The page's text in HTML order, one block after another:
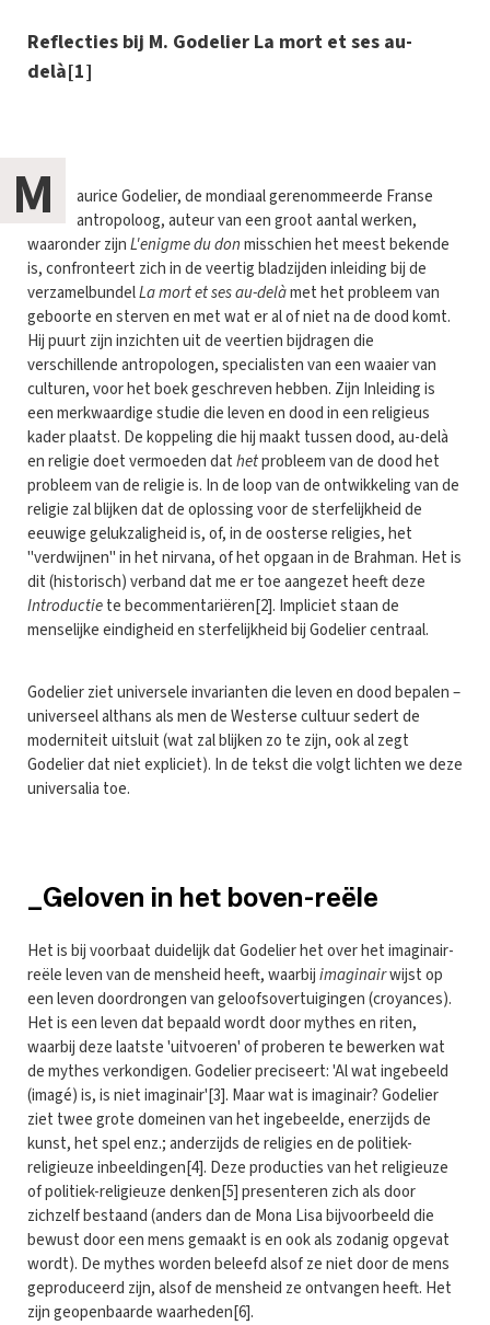
Reflecties bij M. Godelier La mort et ses au-
delà[1]
M
aurice Godelier, de mondiaal gerenommeerde Franse
antropoloog, auteur van een groot aantal werken,
waaronder zijnL'enigme du donmisschien het meest bekende
is, confronteert zich in de veertig bladzijden inleiding bij de
verzamelbundelLa mort et ses au-delàmet het probleem van
geboorte en sterven en met wat er al of niet na de dood komt.
Hij puurt zijn inzichten uit de veertien bijdragen die
verschillende antropologen, specialisten van een waaier van
culturen, voor het boek geschreven hebben. Zijn Inleiding is
een merkwaardige studie die leven en dood in een religieus
kader plaatst. De koppeling die hij maakt tussen dood, au-delà
en religie doet vermoeden dathetprobleem van de dood het
probleem van de religie is. In de loop van de ontwikkeling van de
religie zal blijken dat de oplossing voor de sterfelijkheid de
eeuwige gelukzaligheid is, of, in de oosterse religies, het
"verdwijnen" in het nirvana, of het opgaan in de Brahman. Het is
dit (historisch) verband dat me er toe aangezet heeft deze
Introductiete becommentariëren[2]. Impliciet staan de
menselijke eindigheid en sterfelijkheid bij Godelier centraal.
Godelier ziet universele invarianten die leven en dood bepalen –
universeel althans als men de Westerse cultuur sedert de
moderniteit uitsluit (wat zal blijken zo te zijn, ook al zegt
Godelier dat niet expliciet). In de tekst die volgt lichten we deze
universalia toe.
_Geloven in het boven-reële
Het is bij voorbaat duidelijk dat Godelier het over het imaginair-
reële leven van de mensheid heeft, waarbijimaginairwijst op
een leven doordrongen van geloofsovertuigingen (croyances).
Het is een leven dat bepaald wordt door mythes en riten,
waarbij deze laatste 'uitvoeren' of proberen te bewerken wat
de mythes verkondigen. Godelier preciseert: 'Al wat ingebeeld
(imagé) is, is niet imaginair'[3]. Maar wat is imaginair? Godelier
ziet twee grote domeinen van het ingebeelde, enerzijds de
kunst, het spel enz.; anderzijds de religies en de politiek-
religieuze inbeeldingen[4]. Deze producties van het religieuze
of politiek-religieuze denken[5] presenteren zich als door
zichzelf bestaand (anders dan de Mona Lisa bijvoorbeeld die
bewust door een mens gemaakt is en ook als zodanig opgevat
wordt). De mythes worden beleefd alsof ze niet door de mens
geproduceerd zijn, alsof de mensheid ze ontvangen heeft. Het
zijn geopenbaarde waarheden[6].